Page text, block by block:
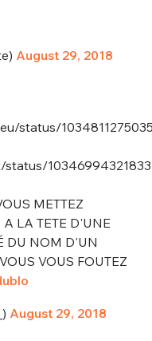
August 29, 2018
status/
METTEZ
LA TETE D'UNE
DU NOM D'UN
VOUS FOUTEZ
August 29, 2018